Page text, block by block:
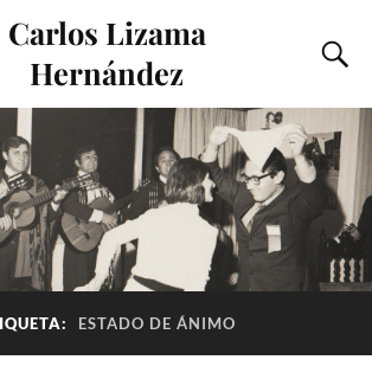
Carlos Lizama
Hernández
ESTADO DE ÁNIMO